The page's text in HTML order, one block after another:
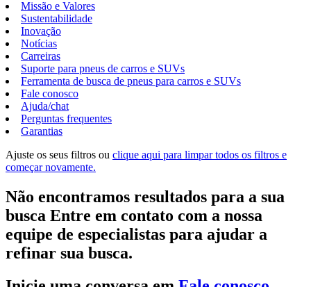
Missão e Valores
Sustentabilidade
Inovação
Notícias
Carreiras
Suporte para pneus de carros e SUVs
Ferramenta de busca de pneus para carros e SUVs
Fale conosco
Ajuda/chat
Perguntas frequentes
Garantias
Ajuste os seus filtros ou clique aqui para limpar todos os filtros e
começar novamente.
Não encontramos resultados para a sua
busca Entre em contato com a nossa
equipe de especialistas para ajudar a
refinar sua busca.